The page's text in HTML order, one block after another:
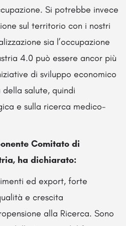
Si potrebbe invece
sul territorio con i nostri
sia l’occupazione
4.0 può essere ancor più
di sviluppo economico
della salute, quindi
e sulla ricerca medico-
Comitato di
ha dichiarato:
ed export, forte
e crescita
alla Ricerca. Sono